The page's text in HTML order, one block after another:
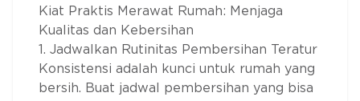
Kiat Praktis Merawat Rumah: Menjaga
Kualitas dan Kebersihan
1. Jadwalkan Rutinitas Pembersihan Teratur
Konsistensi adalah kunci untuk rumah yang
bersih. Buat jadwal pembersihan yang bisa